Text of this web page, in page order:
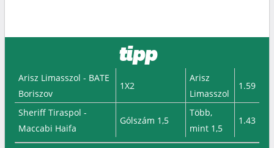
tipp
Arisz Limasszol - BATE
Boriszov
1X2
Arisz
Limasszol
1.59
Sheriff Tiraspol -
Maccabi Haifa
Gólszám 1,5
Több,
mint 1,5
1.43